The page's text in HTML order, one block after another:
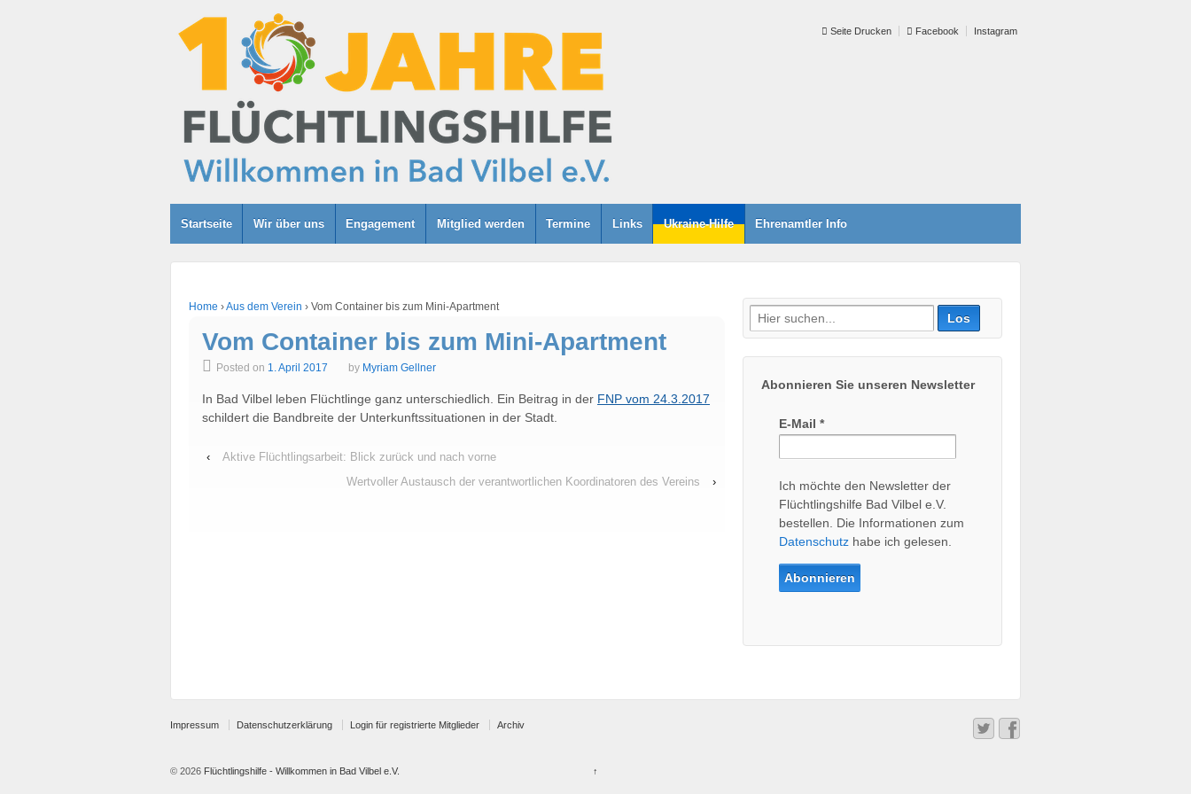
Seite Drucken Facebook Instagram
Startseite Wir über uns Engagement Mitglied werden Termine Links Ukraine-Hilfe Ehrenamtler Info
Home ›Aus dem Verein › Vom Container bis zum Mini-Apartment
Vom Container bis zum Mini-Apartment
Posted on 1. April 2017 by Myriam Gellner
In Bad Vilbel leben Flüchtlinge ganz unterschiedlich. Ein Beitrag in der FNP vom 24.3.2017
schildert die Bandbreite der Unterkunftssituationen in der Stadt.
‹
Aktive Flüchtlingsarbeit: Blick zurück und nach vorne
Wertvoller Austausch der verantwortlichen Koordinatoren des Vereins
›
Suche
nach:
Abonnieren Sie unseren Newsletter
E-Mail*
Ich möchte den Newsletter der
Flüchtlingshilfe Bad Vilbel e.V.
bestellen. Die Informationen zum
Datenschutz habe ich gelesen.
Impressum Datenschutzerklärung Login für registrierte Mitglieder Archiv
© 2026 Flüchtlingshilfe - Willkommen in Bad Vilbel e.V. ↑